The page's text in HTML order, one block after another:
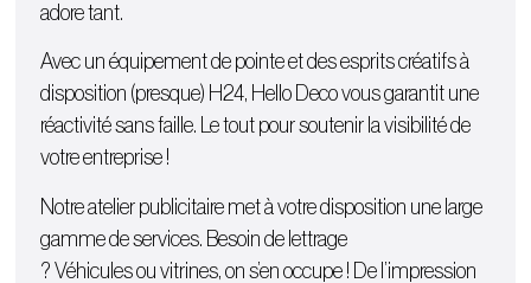
adore tant.
Avec un équipement de pointe et des esprits créatifs à
disposition (presque) H24, Hello Deco vous garantit une
réactivité sans faille. Le tout pour soutenir la visibilité de
votre entreprise !
Notre atelier publicitaire met à votre disposition une large
gamme de services. Besoin de lettrage
?Véhiculesouvitrines, on s’en occupe ! De l’impression